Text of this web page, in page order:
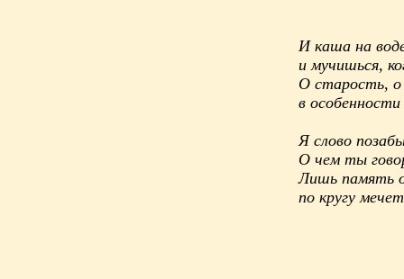
И каша на
и мучишься,
О старость, о
в
Я слово
О чем ты
Лишь память о
по кругу